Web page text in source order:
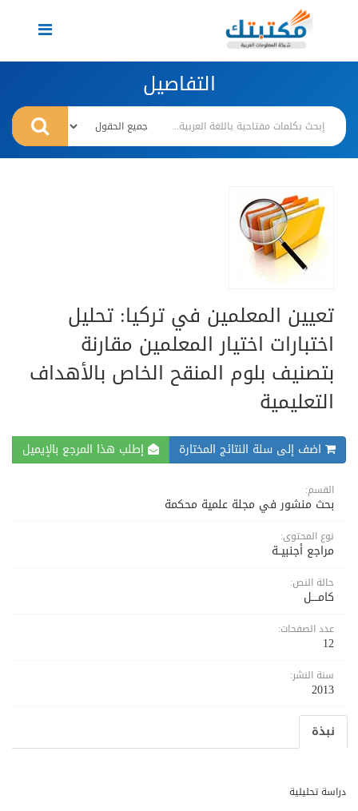
Toggle
navigation
التفاصيل
تعيين المعلمين في تركيا: تحليل
اختبارات اختيار المعلمين مقارنة
بتصنيف بلوم المنقح الخاص بالأهداف
التعليمية
اضف إلى سلة النتائج المختارة إطلب هذا المرجع بالإيميل
القسم:
بحث منشور في مجلة علمية محكمة
نوع المحتوى:
مراجع أجنبيــة
حالة النص:
كامــــل
عدد الصفحات:
12
سنة النشر:
2013
نبذة
دراسة تحليلية